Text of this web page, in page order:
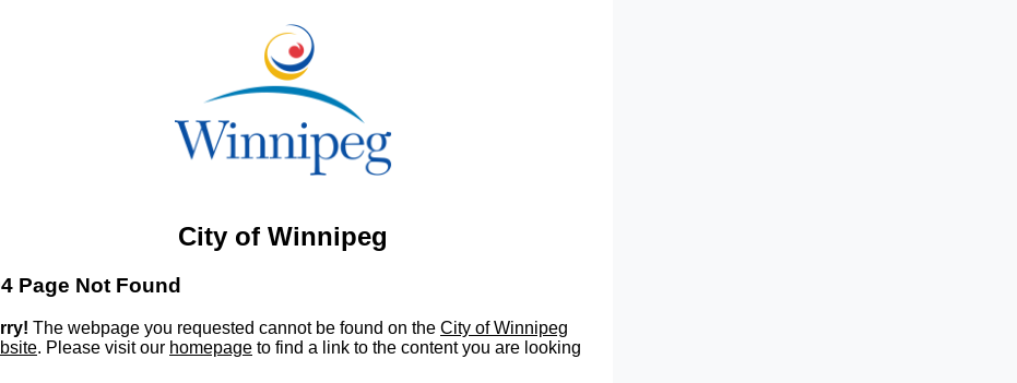
City of Winnipeg
Page Not Found
The webpage you requested cannot be found on the City of Winnipeg
. Please visit our homepage to find a link to the content you are looking